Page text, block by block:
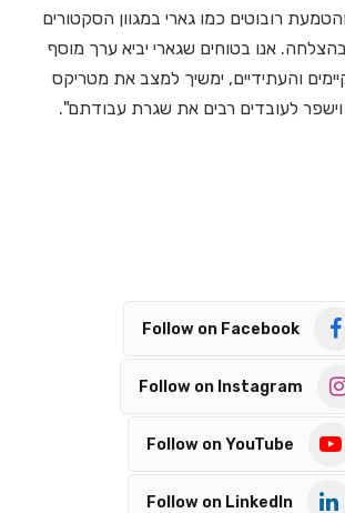
רובוטים כמו גארי במגוון הסקטורים
אנו בטוחים שגארי יביא ערך מוסף
והעתידיים, ימשיך למצב את מטריקס
לעובדים רבים את שגרת עבודתם".
Follow on Facebook
Follow on Instagram
Follow on YouTube
Follow on LinkedIn